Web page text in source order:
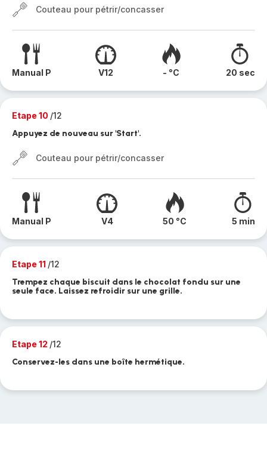
Couteau pour pétrir/concasser
Manual P V12 - °C 20 sec
Etape 10 /12
Appuyez de nouveau sur 'Start'.
Couteau pour pétrir/concasser
Manual P V4 50 °C 5 min
Etape 11 /12
Trempez chaque biscuit dans le chocolat fondu sur une
seule face. Laissez refroidir sur une grille.
Etape 12 /12
Conservez-les dans une boîte hermétique.